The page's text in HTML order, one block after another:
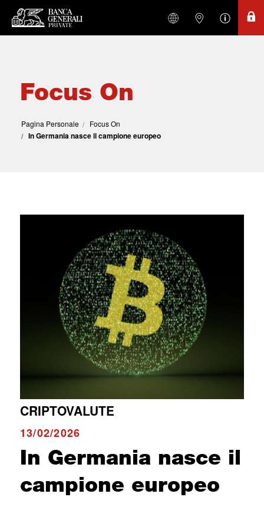
Focus On
Pagina Personale Focus On
In Germania nasce il campione europeo
CRIPTOVALUTE
13/02/2026
In Germania nasce il
campione europeo